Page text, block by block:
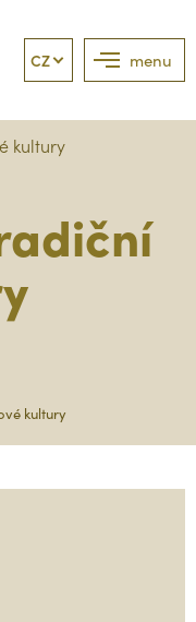
menu
CZ
kultury
kultury